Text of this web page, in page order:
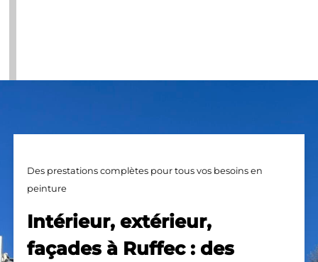
Des prestations complètes pour tous vos besoins en
peinture
Intérieur, extérieur,
façades à Ruffec : des